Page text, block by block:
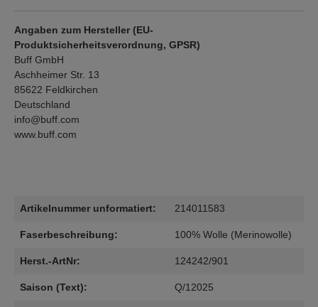
Angaben zum Hersteller (EU-
Produktsicherheitsverordnung, GPSR)
Buff GmbH
Aschheimer Str. 13
85622 Feldkirchen
Deutschland
info@buff.com
www.buff.com
Artikelnummer unformatiert: 214011583
Faserbeschreibung: 100% Wolle (Merinowolle)
Herst.-ArtNr: 124242/901
Saison (Text): Q/12025